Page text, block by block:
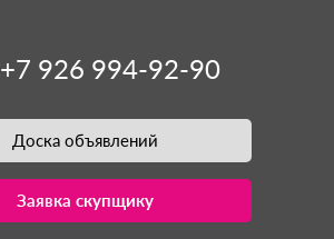
+7 926 994-92-90
Доска объявлений
Заявка скупщику